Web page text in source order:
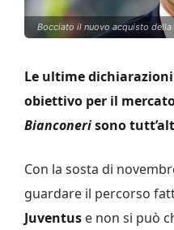
Bocciato il nuovo acquisto
Le ultime
obiettivo per il
Bianconerisono
Con la sosta di
guardare il percorso
Juventus e non si può